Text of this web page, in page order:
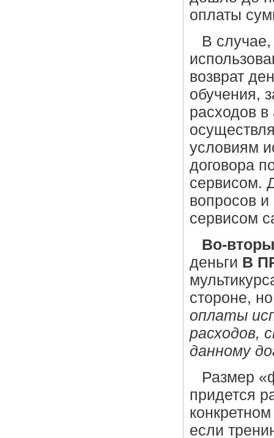
оплаты
В
возврат
обучения,
расходов в
условиям
договора
сервисом.
вопросов
сервисом
Во-
деньги В
стороне,
оплаты
расходов,
данному
Размер
придется
если